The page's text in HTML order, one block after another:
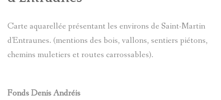
Carte aquarellée présentant les environs de Saint-Martin
d'Entraunes. (mentions des bois, vallons, sentiers piétons,
chemins muletiers et routes carrossables).
Fonds Denis Andréis